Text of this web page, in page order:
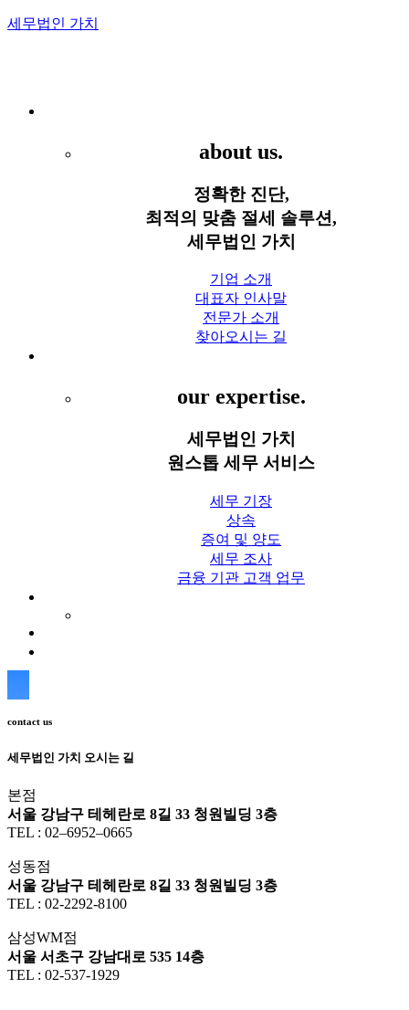
세무법인 가치
about us.
정확한 진단,
최적의 맞춤 절세 솔루션,
세무법인 가치
기업 소개
대표자 인사말
전문가 소개
찾아오시는 길
our expertise.
세무법인 가치
원스톱 세무 서비스
세무 기장
상속
증여 및 양도
세무 조사
금융 기관 고객 업무
contact us
세무법인 가치 오시는 길
본점
서울 강남구 테헤란로 8길 33 청원빌딩 3층
TEL : 02–6952–0665
성동점
서울 강남구 테헤란로 8길 33 청원빌딩 3층
TEL : 02-2292-8100
삼성WM점
서울 서초구 강남대로 535 14층
TEL : 02-537-1929